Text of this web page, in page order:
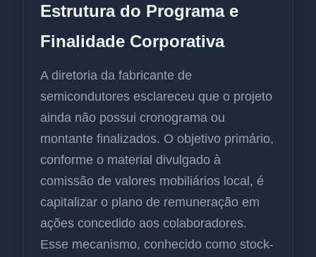
Estrutura do Programa e
Finalidade Corporativa
A diretoria da fabricante de
semicondutores esclareceu que o projeto
ainda não possui cronograma ou
montante finalizados. O objetivo primário,
conforme o material divulgado à
comissão de valores mobiliários local, é
capitalizar o plano de remuneração em
ações concedido aos colaboradores.
Esse mecanismo, conhecido como stock-